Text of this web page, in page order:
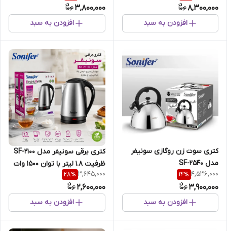
8,300,000
افزودن به سبد
3,800,000
افزودن به سبد
کتری سوت زن روگازی سونیفر
مدل SF-2540
4,536,000
14%
3,900,000
افزودن به سبد
کتری برقی سونیفر مدل SF-2100
ظرفیت 1.8 لیتر با توان 1500 وات
3,645,000
28%
2,600,000
افزودن به سبد